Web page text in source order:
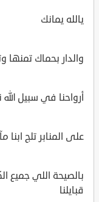
يالله يمانك
والدار بحماك تمنها
أرواحنا في سبيل الله
على المنابر تلج
بالصيحة اللي جميع
قبايلنا